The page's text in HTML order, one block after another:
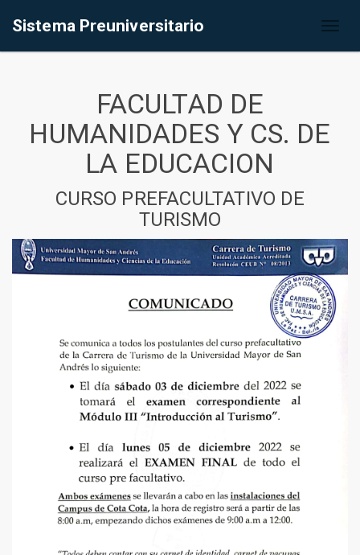
Sistema Preuniversitario
FACULTAD DE
HUMANIDADES Y CS. DE
LA EDUCACION
CURSO PREFACULTATIVO DE
TURISMO